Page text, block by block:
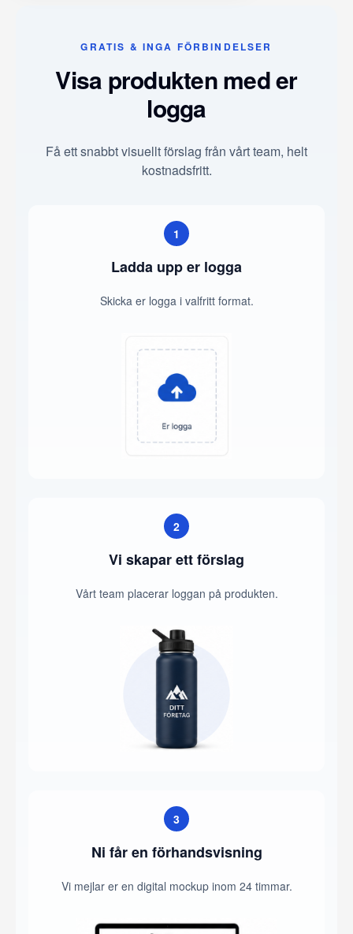
GRATIS & INGA FÖRBINDELSER
Visa produkten med er
logga
Få ett snabbt visuellt förslag från vårt team, helt
kostnadsfritt.
1
Ladda upp er logga
Skicka er logga i valfritt format.
2
Vi skapar ett förslag
Vårt team placerar loggan på produkten.
3
Ni får en förhandsvisning
Vi mejlar er en digital mockup inom 24 timmar.